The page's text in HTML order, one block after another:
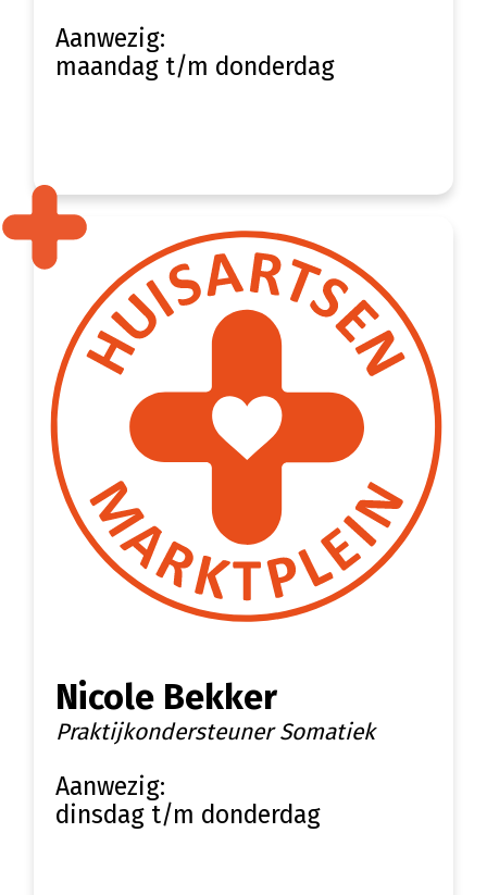
Aanwezig:
maandag t/m donderdag
Nicole Bekker
Praktijkondersteuner Somatiek
Aanwezig:
dinsdag t/m donderdag